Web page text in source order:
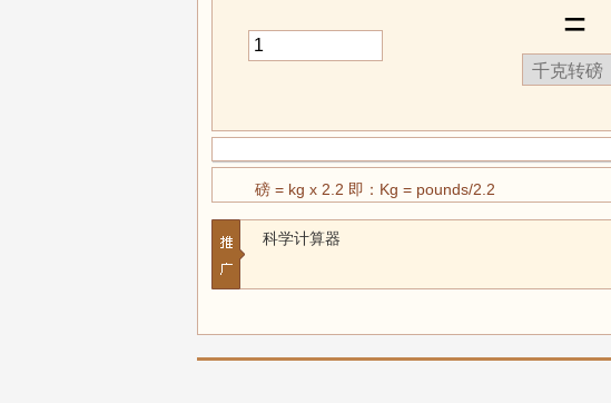
=
磅 = kg x 2.2 即：Kg = pounds/2.2
科学计算器